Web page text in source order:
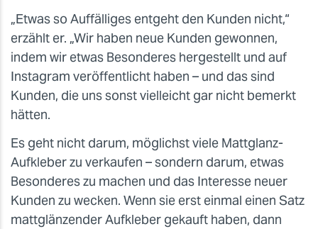
„Etwas so Auffälliges entgeht den Kunden nicht,“
erzählt er. „Wir haben neue Kunden gewonnen,
indem wir etwas Besonderes hergestellt und auf
Instagram veröffentlicht haben – und das sind
Kunden, die uns sonst vielleicht gar nicht bemerkt
hätten.
Es geht nicht darum, möglichst viele Mattglanz-
Aufkleber zu verkaufen – sondern darum, etwas
Besonderes zu machen und das Interesse neuer
Kunden zu wecken. Wenn sie erst einmal einen Satz
mattglänzender Aufkleber gekauft haben, dann